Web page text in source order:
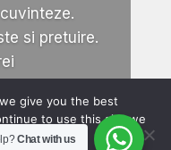
si pretuire.
Chat with us
give you the best
to use this site we
with it.